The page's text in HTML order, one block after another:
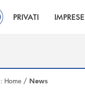
PRIVATI IMPRESE
Home / News